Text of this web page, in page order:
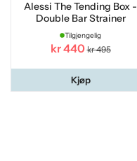
Alessi The Tending Box -
Double Bar Strainer
Tilgjengelig
kr 440 kr 495
Kjøp